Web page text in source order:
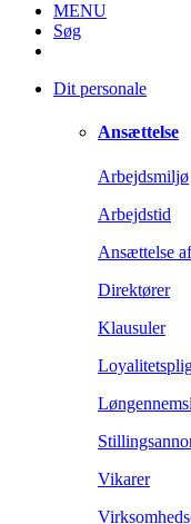
MENU
Søg
Dit personale
Ansættelse
Arbejdsmiljø
Arbejdstid
Ansættelse
Direktører
Klausuler
Vikarer